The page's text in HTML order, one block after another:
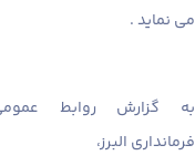
می نماید .
به گزارش روابط
فرمانداری البرز،